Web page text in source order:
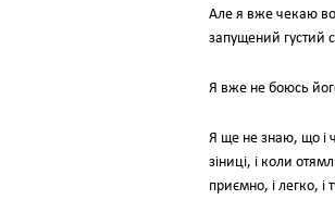
Але я вже чекаю
запущений густий
Я вже не боюсь
Я ще не знаю, що і
зіниці, і коли
приємно, і легко, і